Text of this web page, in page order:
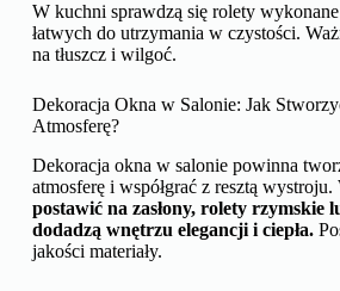
W kuchni sprawdzą się rolety wykonane
łatwych do utrzymania w czystości.
na tłuszcz i wilgoć.
Dekoracja Okna w Salonie: Jak
Atmosferę?
Dekoracja okna w salonie powinna
atmosferę i współgrać z resztą wystroju.
postawić na zasłony, rolety rzymskie
dodadzą wnętrzu elegancji i ciepła.
jakości materiały.